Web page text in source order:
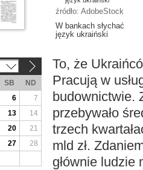
źródło: AdobeStock
W bankach słychać
język ukraiński
To, że
Pracują w
budownictwie.
przebywało
trzech
mld zł.
głównie ludzie
SB
ND
6
7
13
14
20
21
27
28